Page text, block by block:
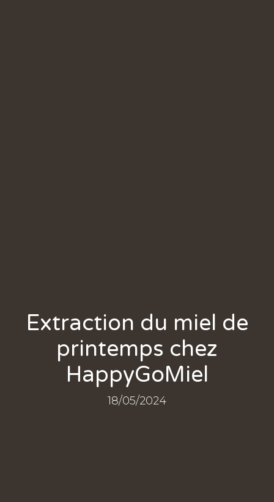
Extraction du miel de
printemps chez
HappyGoMiel
18/05/2024